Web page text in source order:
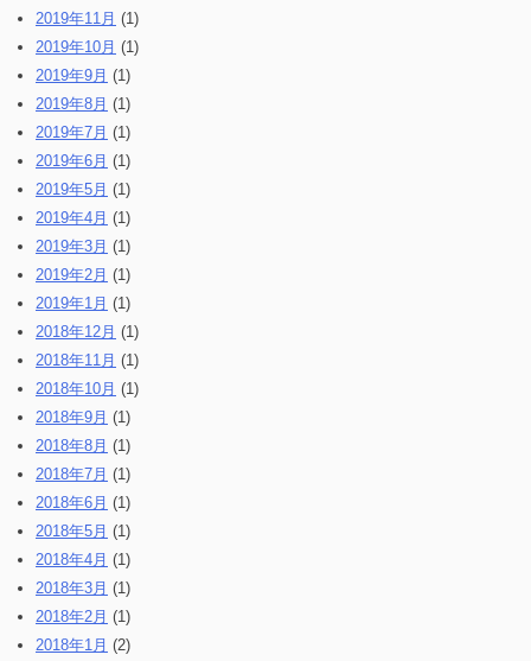
2019年11月 (1)
2019年10月 (1)
2019年9月 (1)
2019年8月 (1)
2019年7月 (1)
2019年6月 (1)
2019年5月 (1)
2019年4月 (1)
2019年3月 (1)
2019年2月 (1)
2019年1月 (1)
2018年12月 (1)
2018年11月 (1)
2018年10月 (1)
2018年9月 (1)
2018年8月 (1)
2018年7月 (1)
2018年6月 (1)
2018年5月 (1)
2018年4月 (1)
2018年3月 (1)
2018年2月 (1)
2018年1月 (2)